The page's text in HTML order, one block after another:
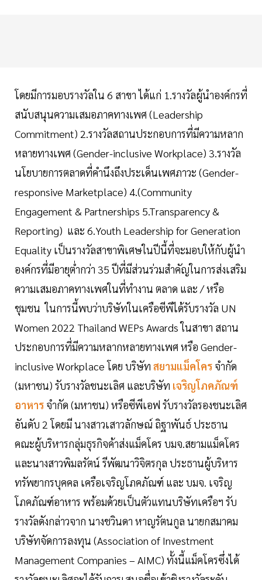
โดยมีการมอบรางวัลใน 6 สาขา ได้แก่ 1.รางวัลผู้นำองค์กรที่
สนับสนุนความเสมอภาคทางเพศ (Leadership
Commitment) 2.รางวัลสถานประกอบการที่มีความหลาก
หลายทางเพศ (Gender-inclusive Workplace) 3.รางวัล
นโยบายการตลาดที่คำนึงถึงประเด็นเพศภาวะ (Gender-
responsive Marketplace) 4.(Community
Engagement & Partnerships 5.Transparency &
Reporting) และ 6.Youth Leadership for Generation
Equality เป็นรางวัลสาขาพิเศษในปีนี้ที่จะมอบให้กับผู้นำ
องค์กรที่มีอายุต่ำกว่า 35 ปีที่มีส่วนร่วมสำคัญในการส่งเสริม
ความเสมอภาคทางเพศในที่ทำงาน ตลาด และ /หรือ
ชุมชน ในการนี้พบว่าบริษัทในเครือซีพีได้รับรางวัล UN
Women 2022 Thailand WEPs Awards ในสาขา สถาน
ประกอบการที่มีความหลากหลายทางเพศ หรือ Gender-
inclusive Workplace โดย บริษัท สยามแม็คโคร จำกัด
(มหาชน) รับรางวัลชนะเลิศ และบริษัท เจริญโภคภัณฑ์
อาหาร จำกัด (มหาชน) หรือซีพีเอฟ รับรางวัลรองชนะเลิศ
อันดับ 2โดยมี นางสาวเสาวลักษณ์ ถิฐาพันธ์ ประธาน
คณะผู้บริหารกลุ่มธุรกิจค้าส่งแม็คโคร บมจ.สยามแม็คโคร
และนางสาวพิมลรัตน์ รีพัฒนาวิจิตรกุล ประธานผู้บริหาร
ทรัพยากรบุคคล เครือเจริญโภคภัณฑ์ และ บมจ. เจริญ
โภคภัณฑ์อาหาร พร้อมด้วยเป็นตัวแทนบริษัทเครือฯ รับ
รางวัลดังกล่าวจาก นางชวินดา หาญรัตนกูล นายกสมาคม
บริษัทจัดการลงทุน (Association of Investment
Management Companies – AIMC) ทั้งนี้แม็คโครซึ่งได้